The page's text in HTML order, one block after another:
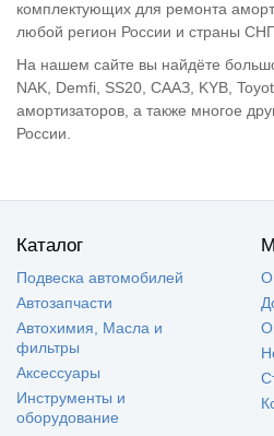
комплектующих для ремонта
любой регион России и страны
На нашем сайте вы найдёте
NAK, Demfi, SS20, СААЗ, KYB,
амортизаторов, а также многое
России.
Каталог
Подвеска автомобилей
Автозапчасти
Автохимия, Масла и
фильтры
Аксессуары
Инструменты и
оборудование
О